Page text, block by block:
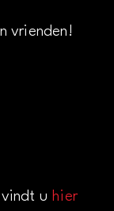
vrienden!
vindt uhier